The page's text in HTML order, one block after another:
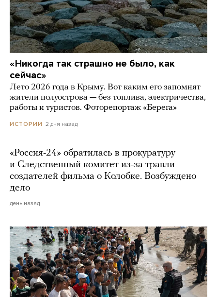
«Никогда так страшно не было, как
сейчас»
Лето 2026 года в Крыму. Вот каким его запомнят
жители полуострова — без топлива, электричества,
работы и туристов. Фоторепортаж «Берега»
ИСТОРИИ 2 дня назад
«Россия-24» обратилась в прокуратуру
и Следственный комитет из-за травли
создателей фильма о Колобке. Возбуждено
дело
день назад